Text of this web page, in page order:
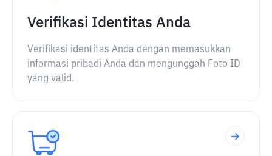
Verifikasi Identitas Anda
Verifikasi identitas Anda dengan memasukkan
informasi pribadi Anda dan mengunggah Foto ID
yang valid.